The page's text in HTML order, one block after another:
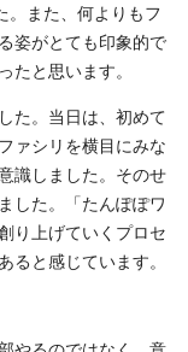
。また、何よりもフ
姿がとても印象的で
たと思います。
た。当日は、初めて
ァシリを横目にみな
識しました。そのせ
した。「たんぽぽワ
り上げていくプロセ
ると感じています。